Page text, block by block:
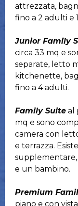
attrezzata,
fino a 2 adulti e
Junior Family
circa 33 mq e
separate, letto
kitchenette,
fino a 4 adulti.
Family Suite al
mq e sono
camera con
e terrazza.
supplementare,
e un bambino.
Premium
piano e con